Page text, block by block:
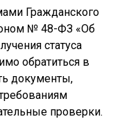
Гражданского
№ 48-ФЗ «Об
статуса
обратиться в
документы,
проверки.